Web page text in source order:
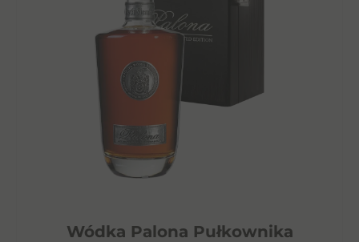
Wódka Palona Pułkownika